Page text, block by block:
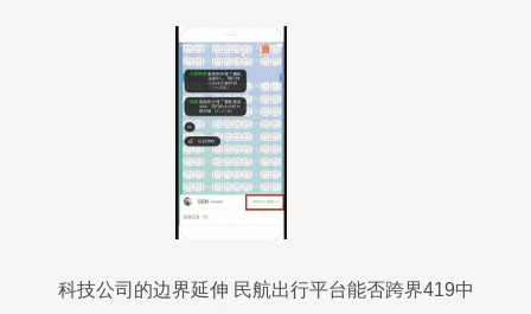
科技公司的边界延伸 民航出行平台能否跨界419中